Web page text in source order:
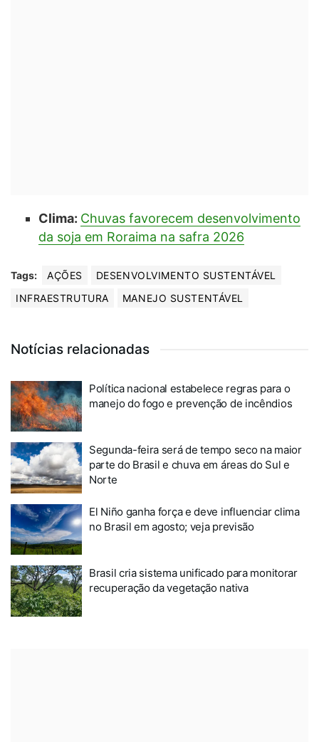
Clima: Chuvas favorecem desenvolvimento
da soja em Roraima na safra 2026
Tags: AÇÕES
DESENVOLVIMENTO SUSTENTÁVEL
INFRAESTRUTURA
MANEJO SUSTENTÁVEL
Notícias relacionadas
Política nacional estabelece regras para o
manejo do fogo e prevenção de incêndios
Segunda-feira será de tempo seco na maior
parte do Brasil e chuva em áreas do Sul e
Norte
El Niño ganha força e deve influenciar clima
no Brasil em agosto; veja previsão
Brasil cria sistema unificado para monitorar
recuperação da vegetação nativa